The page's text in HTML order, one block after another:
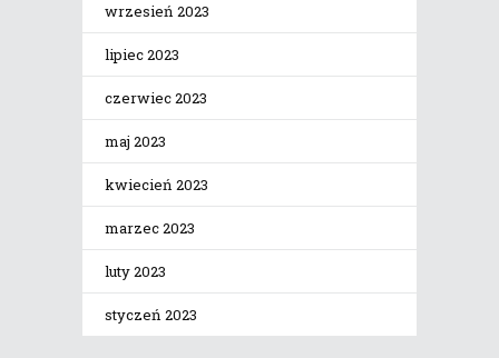
wrzesień 2023
lipiec 2023
czerwiec 2023
maj 2023
kwiecień 2023
marzec 2023
luty 2023
styczeń 2023